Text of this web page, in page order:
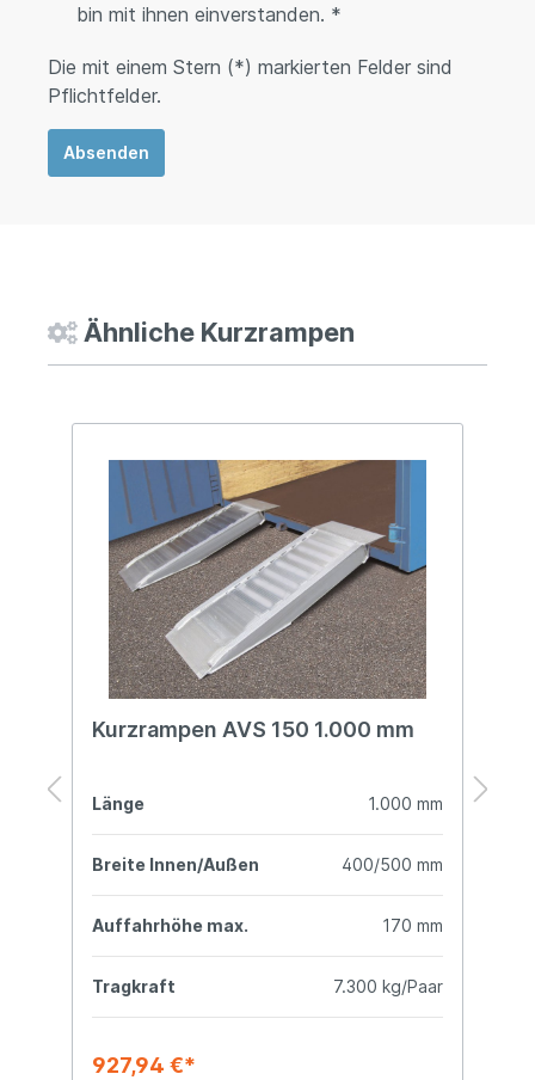
bin mit ihnen einverstanden. *
Die mit einem Stern (*) markierten Felder sind
Pflichtfelder.
Absenden
Ähnliche Kurzrampen
Kurzrampen AVS 150 1.000 mm
Länge 1.000 mm
Breite Innen/Außen 400/500 mm
Auffahrhöhe max. 170 mm
Tragkraft 7.300 kg/Paar
927,94 €*